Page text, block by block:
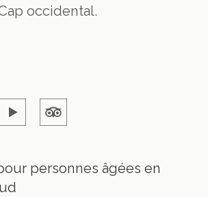
occidental.
personnes âgées en